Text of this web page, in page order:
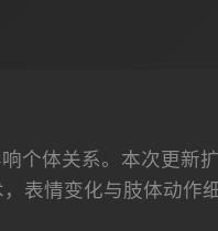
个体关系。本次更新
表情变化与肢体动作